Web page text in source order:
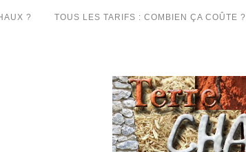
? TOUS LES TARIFS : COMBIEN ÇA COÛTE ?